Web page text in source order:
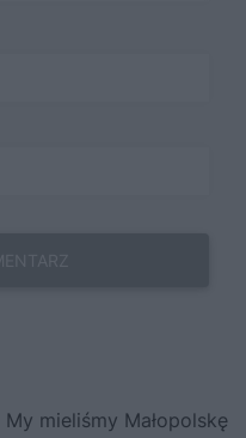
mieliśmy Małopolskę